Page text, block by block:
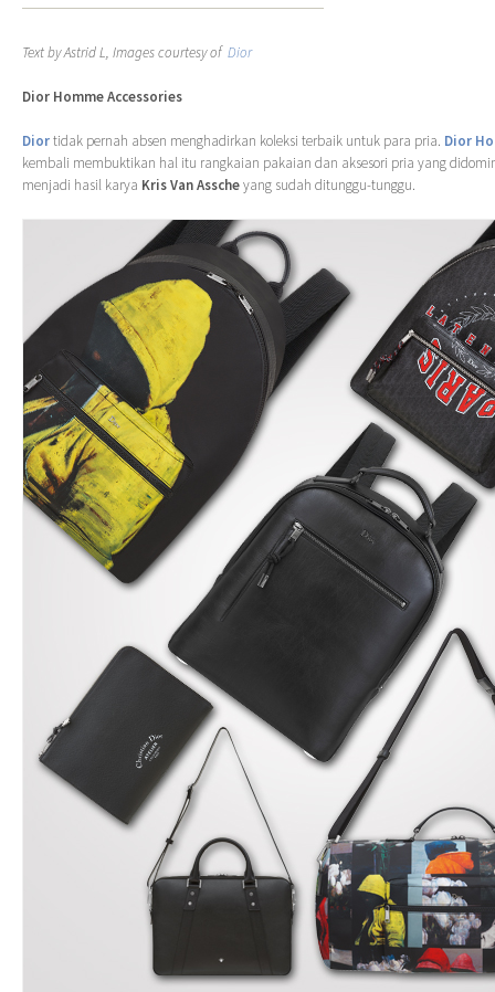
Text by Astrid L, Images courtesy of Dior
Dior Homme Accessories
Diortidak pernah absen menghadirkan koleksi terbaik untuk para pria. Dior
kembali membuktikan hal itu rangkaian pakaian dan aksesori pria yang
menjadi hasil karya Kris Van Asscheyang sudah ditunggu-tunggu.